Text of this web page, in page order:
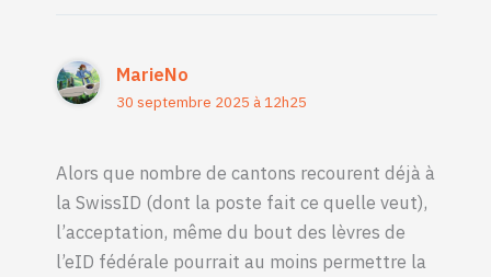
MarieNo
30 septembre 2025 à 12h25
Alors que nombre de cantons recourent déjà à
la SwissID (dont la poste fait ce quelle veut),
l’acceptation, même du bout des lèvres de
l’eID fédérale pourrait au moins permettre la